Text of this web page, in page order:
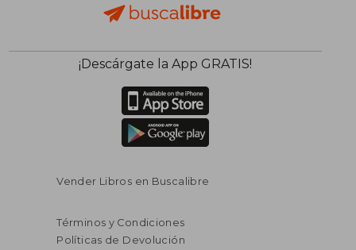
¡Descárgate la App GRATIS!
Vender Libros en Buscalibre
Términos y Condiciones
Políticas de Devolución